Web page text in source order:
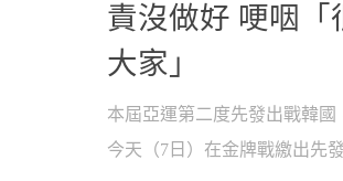
責沒做好 哽咽「
大家」
本屆亞運第二度先發出戰韓國
今天（7日）在金牌戰繳出先